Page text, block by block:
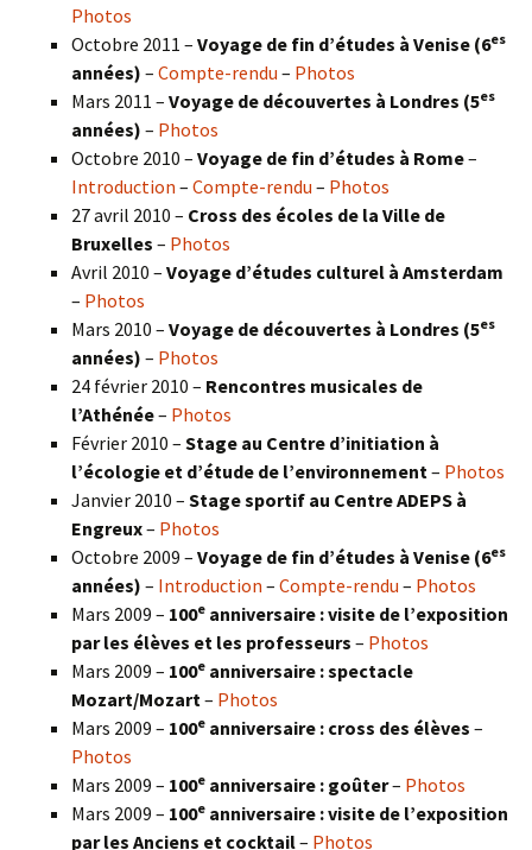
Photos
Octobre 2011 – Voyage de fin d’études à Venise (6es
années) – Compte-rendu – Photos
Mars 2011 – Voyage de découvertes à Londres (5es
années) – Photos
Octobre 2010 – Voyage de fin d’études à Rome–
Introduction – Compte-rendu – Photos
27 avril 2010 – Cross des écoles de la Ville de
Bruxelles – Photos
Avril 2010 – Voyage d’études culturel à Amsterdam
– Photos
Mars 2010 – Voyage de découvertes à Londres (5es
années) – Photos
24 février 2010 – Rencontres musicales de
l’Athénée– Photos
Février 2010 – Stage au Centre d’initiation à
l’écologie et d’étude de l’environnement – Photos
Janvier 2010 – Stage sportif au Centre ADEPS à
Engreux– Photos
Octobre 2009 – Voyage de fin d’études à Venise (6es
années) – Introduction – Compte-rendu – Photos
Mars 2009 – 100e anniversaire : visite de l’exposition
par les élèves et les professeurs – Photos
Mars 2009 – 100e anniversaire : spectacle
Mozart/Mozart – Photos
Mars 2009 – 100e anniversaire : cross des élèves –
Photos
Mars 2009 – 100e anniversaire : goûter– Photos
Mars 2009 – 100e anniversaire : visite de l’exposition
par les Anciens et cocktail– Photos